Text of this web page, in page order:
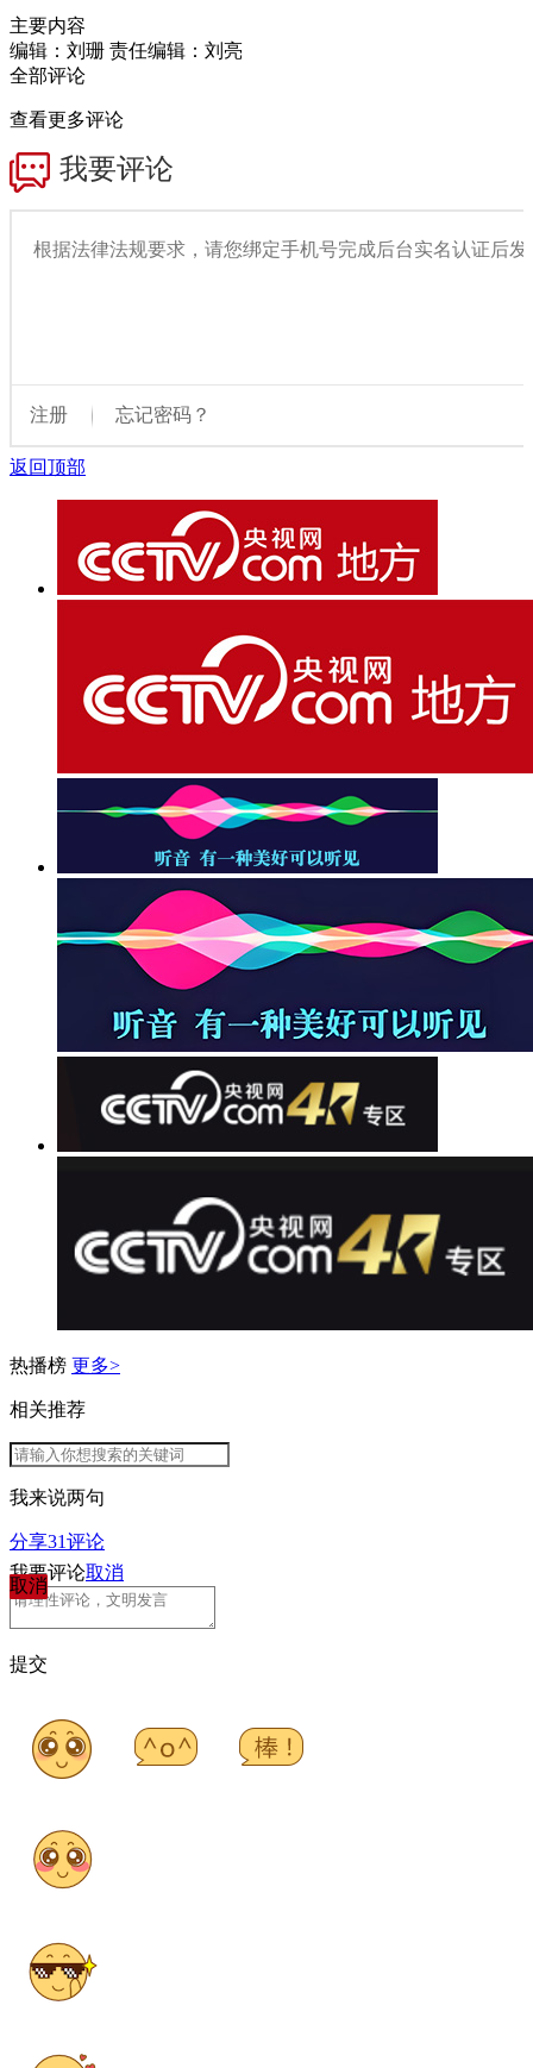
主要内容
编辑：刘珊 责任编辑：刘亮
全部评论
查看更多评论
返回顶部
热播榜 更多>
相关推荐
我来说两句
分享31评论
取消
我要评论取消
提交